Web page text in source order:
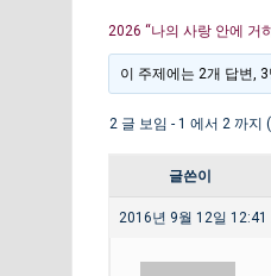
2026 “나의 사랑 안에 거
이 주제에는 2개 답변,
2 글 보임 - 1 에서 2 까지
글쓴이
2016년 9월 12일 12:41